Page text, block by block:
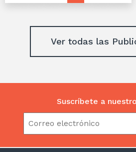
Ver todas las
Suscríbete a